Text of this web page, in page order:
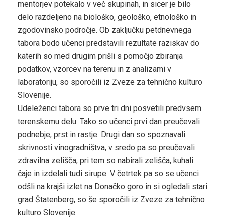
mentorjev potekalo v več skupinah, in sicer je bilo
delo razdeljeno na biološko, geološko, etnološko in
zgodovinsko področje. Ob zaključku petdnevnega
tabora bodo učenci predstavili rezultate raziskav do
katerih so med drugim prišli s pomočjo zbiranja
podatkov, vzorcev na terenu in z analizami v
laboratoriju, so sporočili iz Zveze za tehnično kulturo
Slovenije.
Udeleženci tabora so prve tri dni posvetili predvsem
terenskemu delu. Tako so učenci prvi dan preučevali
podnebje, prst in rastje. Drugi dan so spoznavali
skrivnosti vinogradništva, v sredo pa so preučevali
zdravilna zelišča, pri tem so nabirali zelišča, kuhali
čaje in izdelali tudi sirupe. V četrtek pa so se učenci
odšli na krajši izlet na Donačko goro in si ogledali stari
grad Štatenberg, so še sporočili iz Zveze za tehnično
kulturo Slovenije.